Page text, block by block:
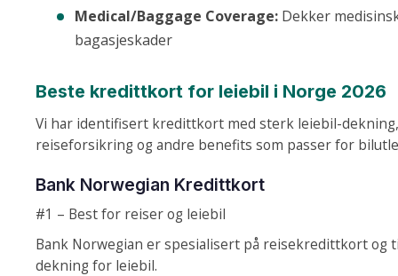
Medical/Baggage Coverage: Dekker
bagasjeskader
Beste kredittkort for leiebil i Norge 2026
Vi har identifisert kredittkort med sterk leiebil-
reiseforsikring og andre benefits som passer for
Bank Norwegian Kredittkort
#1 – Best for reiser og leiebil
Bank Norwegian er spesialisert på reisekredittkort og
dekning for leiebil.